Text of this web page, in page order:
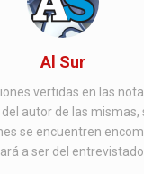
Al Sur
vertidas en las
autor de las mismas,
se encuentren
a ser del entrevistado.